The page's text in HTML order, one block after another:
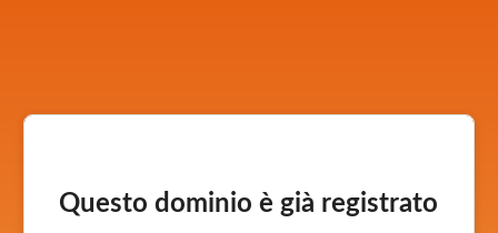
Questo dominio è già registrato